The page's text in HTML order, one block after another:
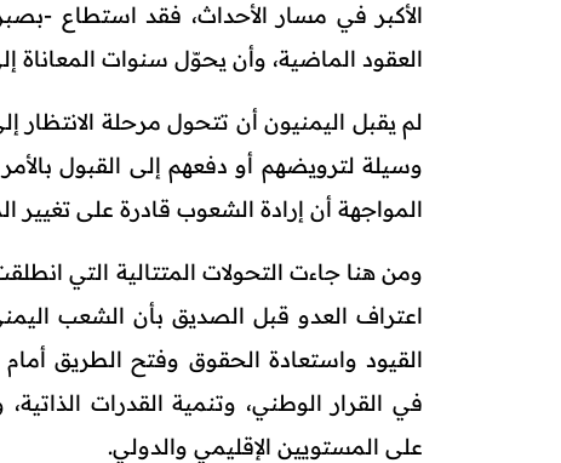
الأكبر في مسار الأحداث، فقد استطاع -
العقود الماضية، وأن يحوّل سنوات المعاناة
لم يقبل اليمنيون أن تتحول مرحلة
وسيلة لترويضهم أو دفعهم إلى القبول
المواجهة أن إرادة الشعوب قادرة على تغيير
ومن هنا جاءت التحولات المتتالية التي
اعتراف العدو قبل الصديق بأن الشعب
القيود واستعادة الحقوق وفتح الطريق
في القرار الوطني، وتنمية القدرات
على المستويين الإقليمي والدولي.